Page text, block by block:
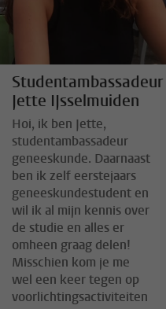
Studentambassadeur
Jette IJsselmuiden
Hoi, ik ben Jette,
studentambassadeur
geneeskunde. Daarnaast
ben ik zelf eerstejaars
geneeskundestudent en
wil ik al mijn kennis over
de studie en alles er
omheen graag delen!
Misschien kom je me
wel een keer tegen op
voorlichtingsactiviteiten